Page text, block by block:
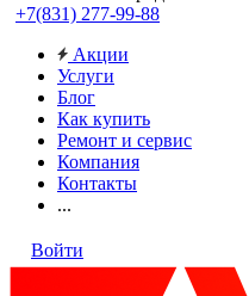
+7(831) 277-99-88
Акции
Услуги
Блог
Как купить
Ремонт и сервис
Компания
Контакты
...
Войти